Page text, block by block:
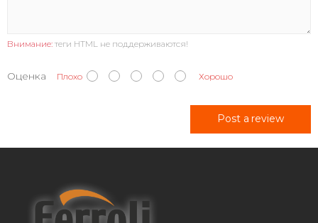
Внимание: теги HTML не поддерживаются!
Оценка Плохо Хорошо
Post a review